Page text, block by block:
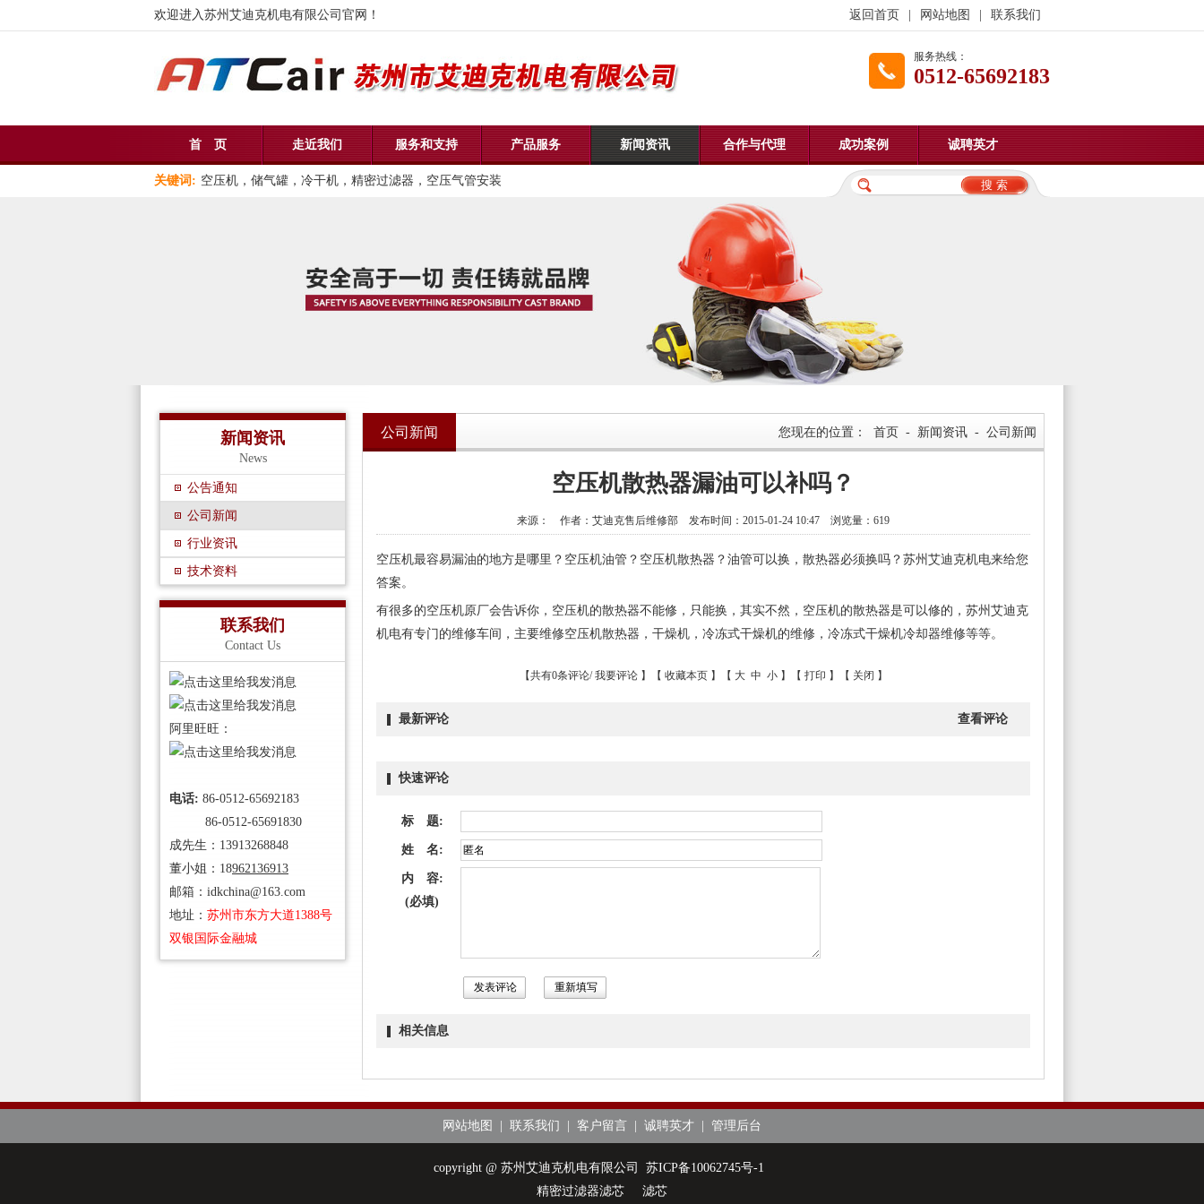
返回首页 网站地图 联系我们
欢迎进入苏州艾迪克机电有限公司官网！
服务热线：
0512-65692183
首 页 走近我们 服务和支持 产品服务 新闻资讯 合作与代理 成功案例 诚聘英才
关键词: 空压机，储气罐，冷干机，精密过滤器，空压气管安装
新闻资讯
News
公告通知
公司新闻
行业资讯
技术资料
联系我们
Contact Us
阿里旺旺：
电话: 86-0512-65692183
86-0512-65691830
成先生：13913268848
董小姐：18962136913
邮箱：idkchina@163.com
地址： 苏州 市东方大道1388号
双银国际金融城
公司新闻 您现在的位置： 首页 - 新闻资讯 - 公司新闻
空压机散热器漏油可以补吗？
来源： 作者：艾迪克售后维修部 发布时间：2015-01-24 10:47 浏览量：619
空压机最容易漏油的地方是哪里？空压机油管？空压机散热器？油管可以换，散热器必须换吗？苏州艾迪克机电来给您
答案。
有很多的空压机原厂会告诉你，空压机的散热器不能修，只能换，其实不然，空压机的散热器是可以修的，苏州艾迪克
机电有专门的维修车间，主要维修空压机散热器，干燥机，冷冻式干燥机的维修，冷冻式干燥机冷却器维修等等。
【共有0条评论/ 我要评论 】【 收藏本页 】【 大 中 小 】【 打印 】【 关闭 】
查看评论
最新评论
快速评论
标 题:
姓 名:
内 容:
(必填)
相关信息
网站地图 联系我们 客户留言 诚聘英才 管理后台
copyright @ 苏州艾迪克机电有限公司
苏ICP备10062745号-1
精密过滤器滤芯
滤芯